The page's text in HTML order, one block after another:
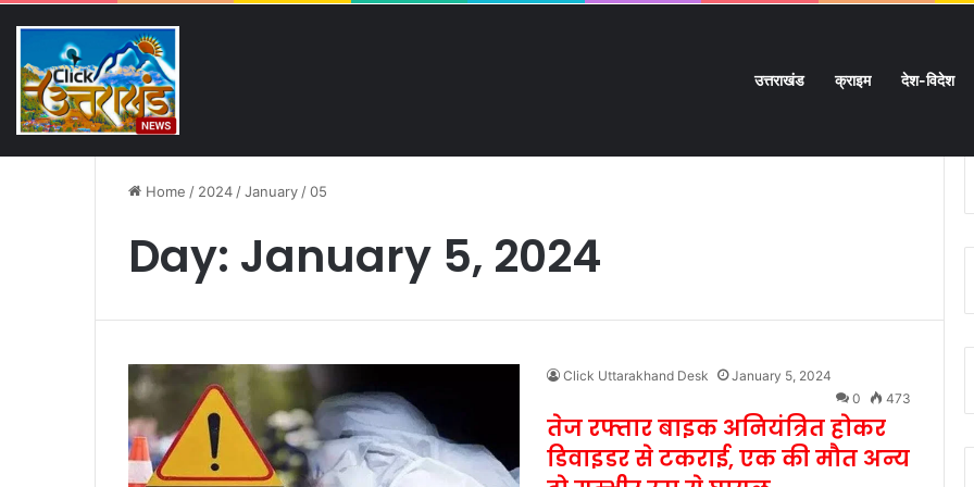
उत्तराखंड क्राइम देश-विदेश
Friday, August 7 2026
Home / 2024 /January /05
Day: January 5, 2024
Click Uttarakhand Desk
January 5, 2024
0
473
तेज रफ्तार बाइक अनियंत्रित होकर
डिवाइडर से टकराई, एक की मौत अन्य